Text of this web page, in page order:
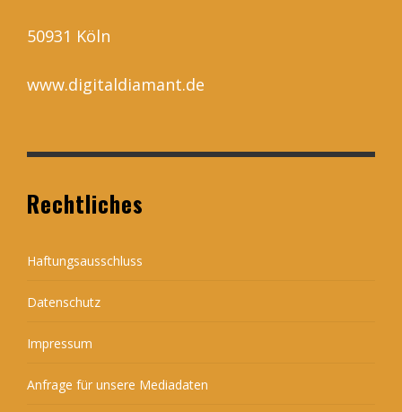
50931 Köln
www.digitaldiamant.de
Rechtliches
Haftungsausschluss
Datenschutz
Impressum
Anfrage für unsere Mediadaten